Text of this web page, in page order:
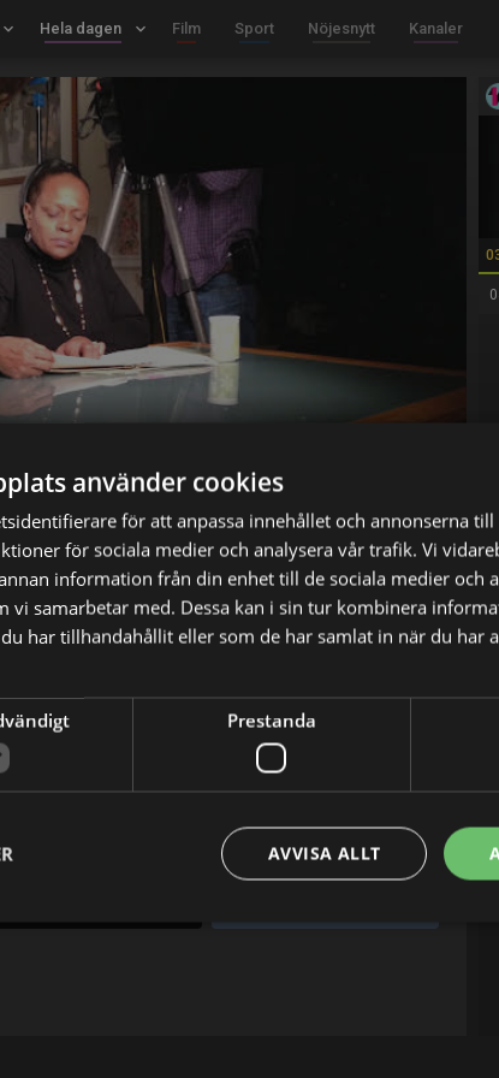
keyboard_arrow_down Hela dagen keyboard_arrow_down Film Sport Nöjesnytt Kanaler
sexuella övergrepp och dumpas under en
dna-bevis, eller kommer mördaren att gå fri?
använder cookies
för att anpassa innehållet och annonserna till
för sociala medier och analysera vår trafik. Vi
information från din enhet till de sociala medier och
vi samarbetar med. Dessa kan i sin tur kombinera
har tillhandahållit eller som de har samlat in när du har
Prestanda
AVVISA ALLT